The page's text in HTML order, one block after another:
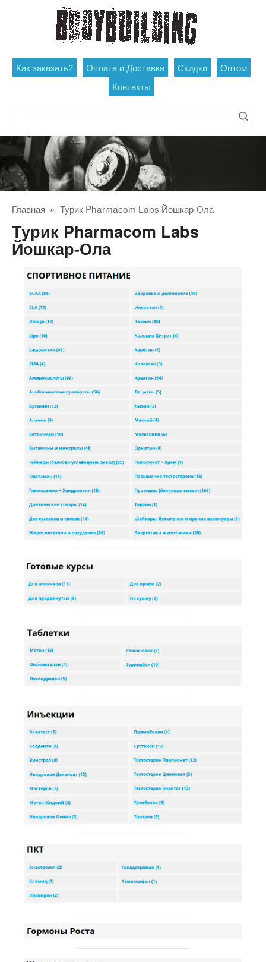
Как заказать? Оплата и Доставка Скидки
Оптом
Контакты
Главная » Турик Pharmacom Labs Йошкар-Ола
Турик Pharmacom Labs
Йошкар-Ола